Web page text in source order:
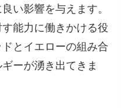
い影響を与えます。
能力に働きかける役
とイエローの組み合
ーが湧き出てきま